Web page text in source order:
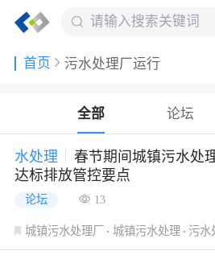
首页 污水处理厂运行
全部 论坛
水处理
春节期间城镇污水处
达标排放管控要点
论坛 13
城镇污水处理厂 城镇污水处理 污水